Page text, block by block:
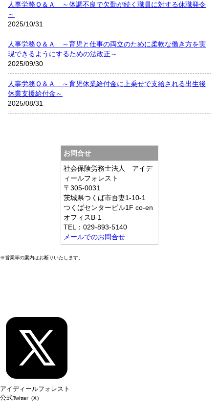
人事労務Ｑ＆Ａ ～体調不良で欠勤が続く職員に対する休職発令
～
2025/10/31
人事労務Ｑ＆Ａ ～育児と仕事の両立のために柔軟な働き方を実
現できるようにするための法改正～
2025/09/30
人事労務Ｑ＆Ａ ～育児休業給付金に上乗せで支給される出生後
休業支援給付金～
2025/08/31
お問合せ
社会保険労務士法人 アイデ
ィールフォレスト
〒305-0031
茨城県つくば市吾妻1-10-1
つくばセンタービル1F co-en
オフィスB-1
TEL：029-893-5140
メールでのお問合せ
※営業等の案内はお断りいたします。
アイディールフォレスト
公式Twitter（X）